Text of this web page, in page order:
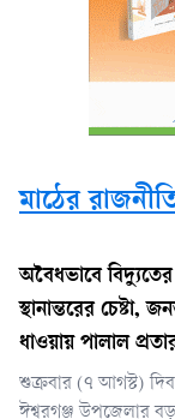
মাঠের
অবৈধভাবে
স্থানান্তরের চেষ্টা,
ধাওয়ায় পালাল
শুক্রবার (৭ আগস্ট)
ঈশ্বরগঞ্জ উপজেলার